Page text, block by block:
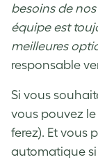
besoins de
équipe est
meilleures
responsable
Si vous
vous pouvez
ferez). Et vous
automatique si